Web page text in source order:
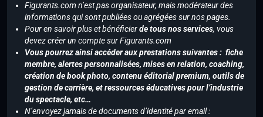
Figurants.com n’est pas organisateur, mais modérateur des
informations qui sont publiées ou agrégées sur nos pages.
Pour en savoir plus et bénéficierde tous nos services, vous
devez créer un compte sur Figurants.com
Vous pourrez ainsi accéder aux prestations suivantes : fiche
membre, alertes personnalisées, mises en relation, coaching,
création de book photo, contenu éditorial premium, outils de
gestion de carrière, et ressources éducatives pour l’industrie
du spectacle, etc…
N’envoyez jamais de documents d’identité par email :